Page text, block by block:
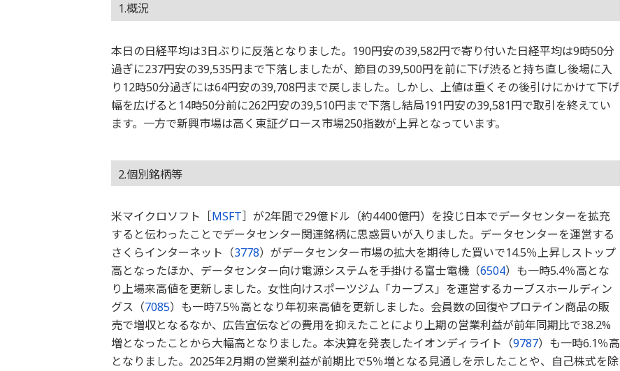
1.概況
本日の日経平均は3日ぶりに反落となりました。190円安の39,582円で寄り付いた日経平均は9時50分
過ぎに237円安の39,535円まで下落しましたが、節目の39,500円を前に下げ渋ると持ち直し後場に入
り12時50分過ぎには64円安の39,708円まで戻しました。しかし、上値は重くその後引けにかけて下げ
幅を広げると14時50分前に262円安の39,510円まで下落し結局191円安の39,581円で取引を終えてい
ます。一方で新興市場は高く東証グロース市場250指数が上昇となっています。
2.個別銘柄等
米マイクロソフト［MSFT］が2年間で29億ドル（約4400億円）を投じ日本でデータセンターを拡充
すると伝わったことでデータセンター関連銘柄に思惑買いが入りました。データセンターを運営する
さくらインターネット（3778）がデータセンター市場の拡大を期待した買いで14.5％上昇しストップ
高となったほか、データセンター向け電源システムを手掛ける富士電機（6504）も一時5.4％高とな
り上場来高値を更新しました。女性向けスポーツジム「カーブス」を運営するカーブスホールディン
グス（7085）も一時7.5％高となり年初来高値を更新しました。会員数の回復やプロテイン商品の販
売で増収となるなか、広告宣伝などの費用を抑えたことにより上期の営業利益が前年同期比で38.2%
増となったことから大幅高となりました。本決算を発表したイオンディライト（9787）も一時6.1％高
となりました。2025年2月期の営業利益が前期比で5％増となる見通しを示したことや、自己株式を除